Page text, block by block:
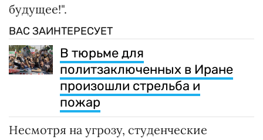
будущее!".
ВАС ЗАИНТЕРЕСУЕТ
В тюрьме для
политзаключенных в Иране
произошли стрельба и
пожар
Несмотря на угрозу, студенческие